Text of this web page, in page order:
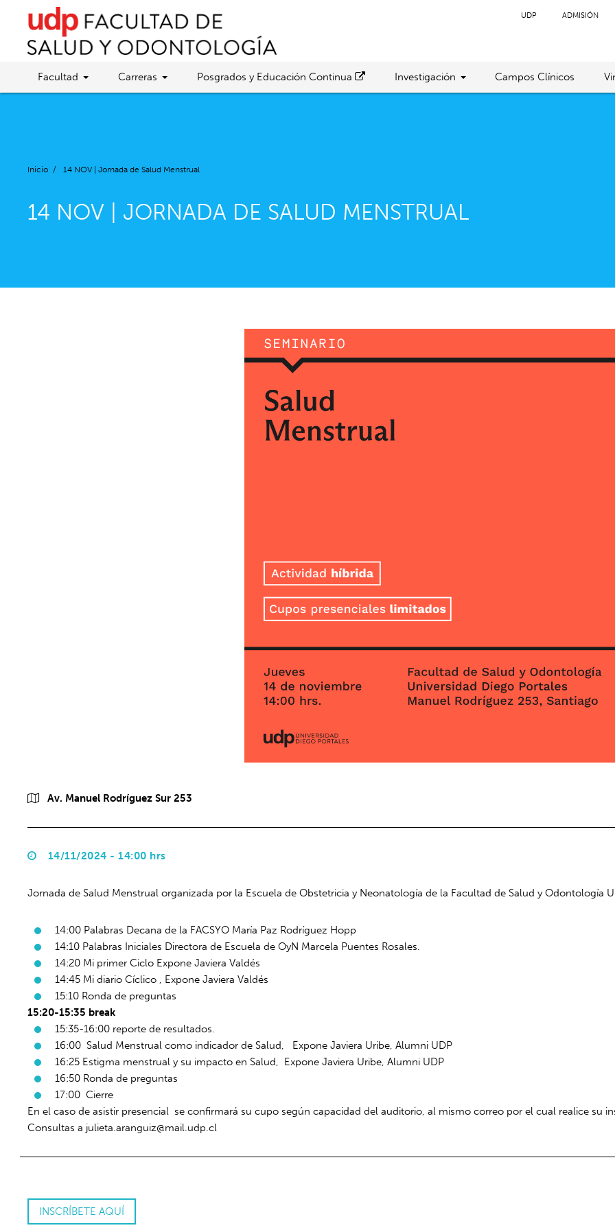
UDP ADMISIÓN
Facultad Carreras Posgrados y Educación Continua Investigación Campos Clínicos
Inicio / 14 NOV | Jornada de Salud Menstrual
14 NOV | JORNADA DE SALUD MENSTRUAL
Av. Manuel Rodríguez Sur 253
14/11/2024 - 14:00 hrs
Jornada de Salud Menstrual organizada por la Escuela de Obstetricia y Neonatología de la Facultad de Salud y Odontología
14:00 Palabras Decana de la FACSYO María Paz Rodríguez Hopp
14:10 Palabras Iniciales Directora de Escuela de OyN Marcela Puentes Rosales.
14:20 Mi primer Ciclo Expone Javiera Valdés
14:45 Mi diario Cíclico , Expone Javiera Valdés
15:10 Ronda de preguntas
15:20-15:35 break
15:35-16:00 reporte de resultados.
16:00 Salud Menstrual como indicador de Salud, Expone Javiera Uribe, Alumni UDP
16:25 Estigma menstrual y su impacto en Salud, Expone Javiera Uribe, Alumni UDP
16:50 Ronda de preguntas
17:00 Cierre
En el caso de asistir presencial se confirmará su cupo según capacidad del auditorio, al mismo correo por el cual realice su
Consultas a julieta.aranguiz@mail.udp.cl
INSCRÍBETE AQUÍ